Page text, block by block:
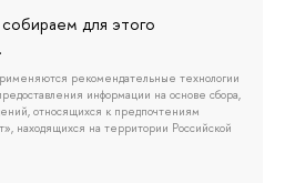
для этого
рекомендательные технологии
информации на основе сбора,
относящихся к предпочтениям
находящихся на территории Российской